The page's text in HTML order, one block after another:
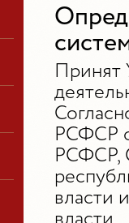
Принят
РСФСР
РСФСР,
власти